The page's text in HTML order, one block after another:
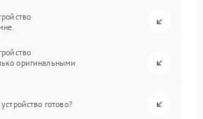
оригинальными
готово?